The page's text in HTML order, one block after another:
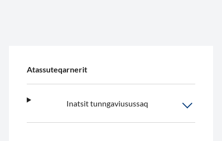
Atassuteqarnerit
Inatsit tunngaviusussaq